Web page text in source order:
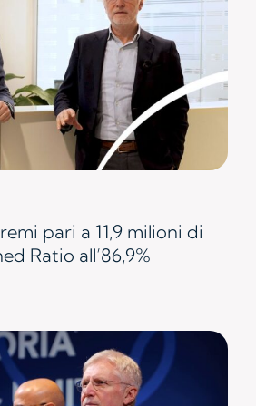
pari a 11,9 milioni di
Ratio all’86,9%